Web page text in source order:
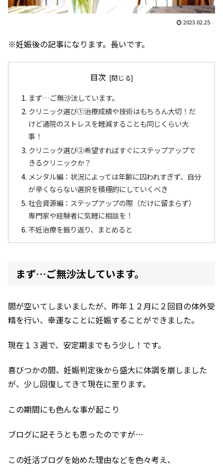
2023.02.25
※妊娠後の記事になります。長いです。
目次
まず…ご無沙汰しています。
クリニック選び①治療成績や技術はもちろん大切！だ
けど通院のストレスを軽減することも同じくらい大
事！
クリニック選び②希望すればすぐにステップアップで
きるクリニックか？
メンタル編：状況によっては年齢に囚われすぎず、自分
が辛くならない選択を積極的にしていくべき
社会資源編：ステップアップの際（だけに留まらず）
専門家や経験者に気軽に相談を！
不妊治療を振り返り、まとめると
まず…ご無沙汰しています。
間が空いてしまいましたが、昨年１２月に２回目の体外受
精を行い、幸運なことに妊娠することができました。
現在１３週で、安定期までもう少し！です。
喜びつかの間、妊娠判定後から盛大に体調を崩しました
が、少し回復してきて現在に至ります。
この期間にも色んな事が起こり
ブログに記そうとも思ったのですが…
この妊活ブログを始めた理由などを色々考え、